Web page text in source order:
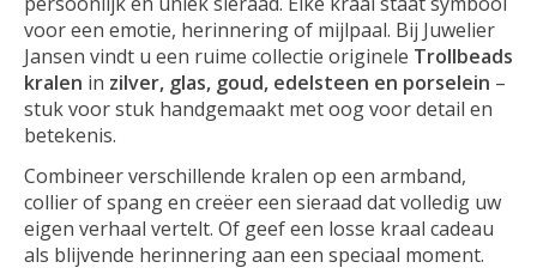
voor een emotie, herinnering of mijlpaal. Bij Juwelier
Jansen vindt u een ruime collectie originele Trollbeads
kralen in zilver, glas, goud, edelsteen en porselein –
stuk voor stuk handgemaakt met oog voor detail en
betekenis.
Combineer verschillende kralen op een armband,
collier of spang en creëer een sieraad dat volledig uw
eigen verhaal vertelt. Of geef een losse kraal cadeau
als blijvende herinnering aan een speciaal moment.